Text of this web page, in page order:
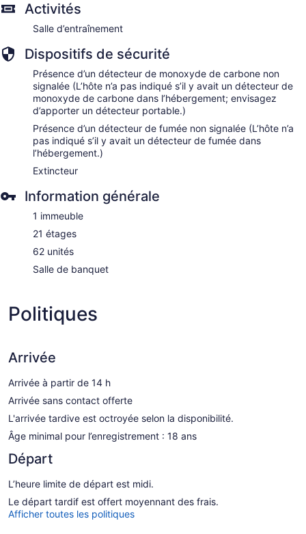
Activités
Salle d’entraînement
Dispositifs de sécurité
Présence d’un détecteur de monoxyde de carbone non
signalée (L’hôte n’a pas indiqué s’il y avait un détecteur de
monoxyde de carbone dans l’hébergement; envisagez
d’apporter un détecteur portable.)
Présence d’un détecteur de fumée non signalée (L’hôte n’a
pas indiqué s’il y avait un détecteur de fumée dans
l’hébergement.)
Extincteur
Information générale
1 immeuble
21 étages
62 unités
Salle de banquet
Politiques
Arrivée
Arrivée à partir de 14 h
Arrivée sans contact offerte
L'arrivée tardive est octroyée selon la disponibilité.
Âge minimal pour l’enregistrement : 18 ans
Départ
L’heure limite de départ est midi.
Le départ tardif est offert moyennant des frais.
Afficher toutes les politiques